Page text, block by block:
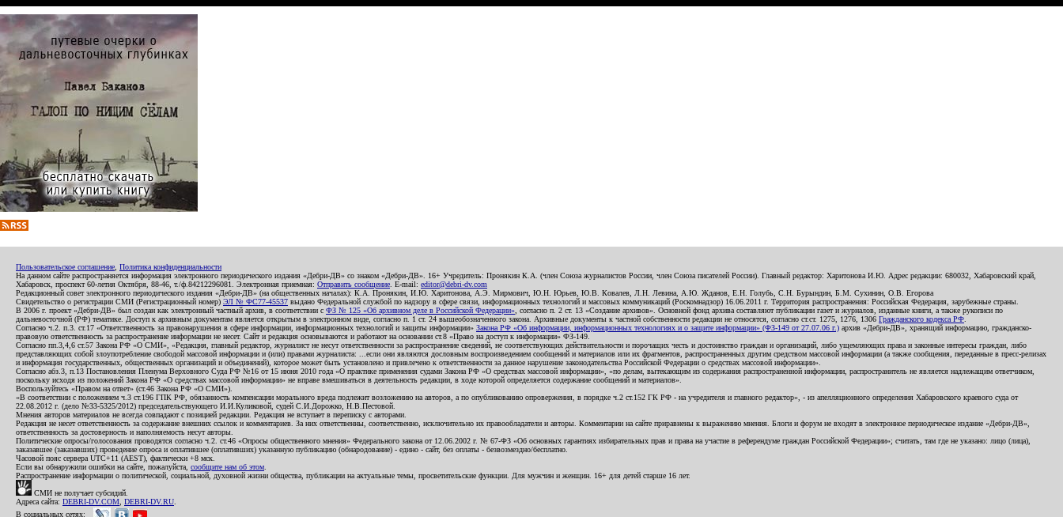
Пользовательское соглашение Политика конфиденциальности
На данном сайте распространяется информация электронного периодического издания «Дебри-ДВ» со знаком «Дебри-ДВ». 16+ Учредитель: Пронякин К.А. (член Союза журналистов России, член Союза писателей России). Главный редактор: Харитонова И.Ю. Адрес редакции: 680032, Хабаровский край,
Хабаровск, проспект 60-летия Октября, 88-46, т./ф.84212296081. Электронная приемная: Отправить сообщение . E-mail: editor@debri-dv.com
Редакционный совет электронного периодического издания «Дебри-ДВ» (на общественных началах): К.А. Пронякин, И.Ю. Харитонова, А.Э. Мирмович, Ю.Н. Юрьев, Ю.В. Ковалев, Л.Н. Левина, А.Ю. Жданов, Е.Н. Голубь, С.Н. Бурындин, Б.М. Сухинин, О.В. Егорова
Свидетельство о регистрации СМИ (Регистрационный номер) ЭЛ № ФС77-45537 выдано Федеральной службой по надзору в сфере связи, информационных технологий и массовых коммуникаций (Роскомнадзор) 16.06.2011 г. Территория распространения: Российская Федерация, зарубежные страны.
В 2006 г. проект «Дебри-ДВ» был создан как электронный частный архив, в соответствии с ФЗ № 125 «Об архивном деле в Российской Федерации» , согласно п. 2 ст. 13 «Создание архивов». Основной фонд архива составляют публикации газет и журналов, изданные книги, а также рукописи по
дальневосточной (РФ) тематике. Доступ к архивным документам является открытым в электронном виде, согласно п. 1 ст. 24 вышеобозначенного закона. Архивные документы к частной собственности редакции не относятся, согласно ст.ст. 1275, 1276, 1306 Гражданского кодекса РФ
Согласно ч.2. п.3. ст.17 «Ответственность за правонарушения в сфере информации, информационных технологий и защиты информации» Закона РФ «Об информации, информационных технологиях и о защите информации» (ФЗ-149 от 27.07.06 г.) архив «Дебри-ДВ», хранящий информацию, гражданско-
правовую ответственность за распространение информации не несет. Сайт и редакция основываются и работают на основании ст.8 «Право на доступ к информации» ФЗ-149.
Согласно пп.3,4,6 ст.57 Закона РФ «О СМИ», «Редакция, главный редактор, журналист не несут ответственности за распространение сведений, не соответствующих действительности и порочащих честь и достоинство граждан и организаций, либо ущемляющих права и законные интересы граждан, либо
представляющих собой злоупотребление свободой массовой информации и (или) правами журналиста: ...если они являются дословным воспроизведением сообщений и материалов или их фрагментов, распространенных другим средством массовой информации (а также сообщения, переданные в пресс-релизах
и информация государственных, общественных организаций и объединений), которое может быть установлено и привлечено к ответственности за данное нарушение законодательства Российской Федерации о средствах массовой информации».
Согласно абз.3, п.13 Постановления Пленума Верховного Суда РФ №16 от 15 июня 2010 года «О практике применения судами Закона РФ «О средствах массовой информации», «по делам, вытекающим из содержания распространенной информации, распространитель не является надлежащим ответчиком,
поскольку исходя из положений Закона РФ «О средствах массовой информации» не вправе вмешиваться в деятельность редакции, в ходе которой определяется содержание сообщений и материалов».
Воспользуйтесь «Правом на ответ» (ст.46 Закона РФ «О СМИ»).
«В соответствии с положением ч.3 ст.196 ГПК РФ, обязанность компенсации морального вреда подлежит возложению на авторов, а по опубликованию опровержения, в порядке ч.2 ст.152 ГК РФ - на учредителя и главного редактор», - из апелляционного определения Хабаровского краевого суда от
22.08.2012 г. (дело №33-5325/2012) председательствующего И.И.Куликовой, судей С.И.Дорожко, Н.В.Пестовой.
Мнения авторов материалов не всегда совпадают с позицией редакции. Редакция не вступает в переписку с авторами.
Редакция не несет ответственность за содержание внешних ссылок и комментариев. За них ответственны, соответственно, исключительно их правообладатели и авторы. Комментарии на сайте приравнены к выражению мнения. Блоги и форум не входят в электронное периодическое издание «Дебри-ДВ»,
ответственность за достоверность и наполняемость несут авторы.
Политические опросы/голосования проводятся согласно ч.2. ст.46 «Опросы общественного мнения» Федерального закона от 12.06.2002 г. № 67-ФЗ «Об основных гарантиях избирательных прав и права на участие в референдуме граждан Российской Федерации»; считать, там где не указано: лицо (лица),
заказавшее (заказавших) проведение опроса и оплатившее (оплативших) указанную публикацию (обнародование) - едино - сайт, без оплаты - безвозмездно/бесплатно.
Часовой пояс сервера UTC+11 (AEST), фактически +8 мск.
Если вы обнаружили ошибки на сайте, пожалуйста, сообщите нам об этом
Распространение информации о политической, социальной, духовной жизни общества, публикации на актуальные темы, просветительские функции. Для мужчин и женщин. 16+ для детей старше 16 лет.
СМИ не получает субсидий.
Адреса сайта: DEBRI-DV.COM DEBRI-DV.RU
В социальных сетях: